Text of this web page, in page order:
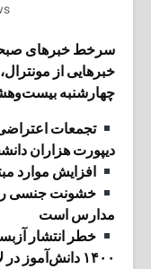
سرخط خبرهای
خبرهایی از
چهار‌شنبه
تجمعات اعتراضی
دیپورت هزاران
افزایش موارد
خشونت جنسی
مدارس است
خطر انتشار
۱۴۰۰ دانش‌آموز در لاوال شد